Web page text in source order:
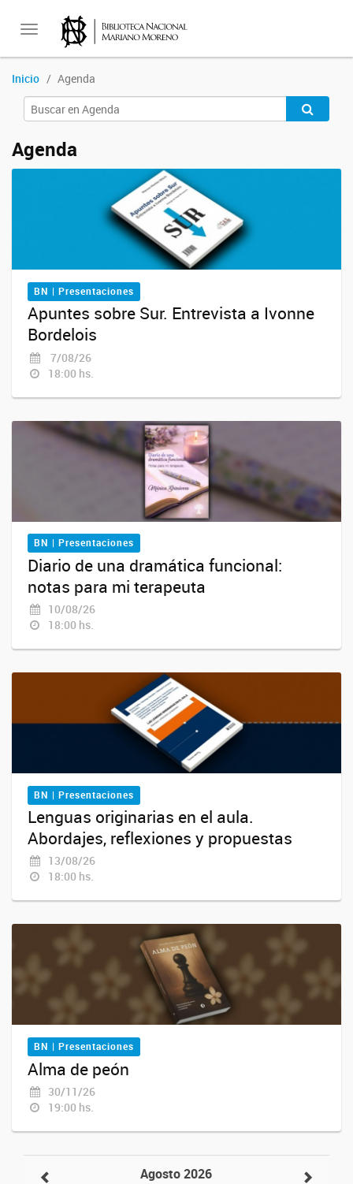
Toggle
navigation
Inicio Agenda
Agenda
BN | Presentaciones
Apuntes sobre Sur. Entrevista a Ivonne
Bordelois
7/08/26
18:00 hs.
BN | Presentaciones
Diario de una dramática funcional:
notas para mi terapeuta
10/08/26
18:00 hs.
BN | Presentaciones
Lenguas originarias en el aula.
Abordajes, reflexiones y propuestas
13/08/26
18:00 hs.
BN | Presentaciones
Alma de peón
30/11/26
19:00 hs.
Agosto 2026